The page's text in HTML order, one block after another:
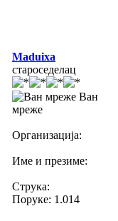
Maduixa
староседелац
Ван
мреже
Организација:
Име и презиме:
Струка:
Поруке: 1.014